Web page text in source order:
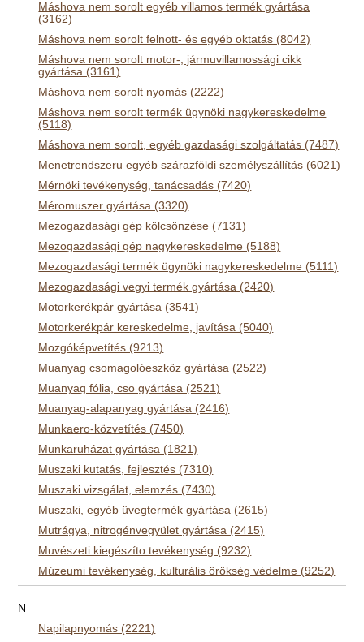
Máshova nem sorolt egyéb villamos termék gyártása
(3162)
Máshova nem sorolt felnott- és egyéb oktatás (8042)
Máshova nem sorolt motor-, jármuvillamossági cikk
gyártása (3161)
Máshova nem sorolt nyomás (2222)
Máshova nem sorolt termék ügynöki nagykereskedelme
(5118)
Máshova nem sorolt, egyéb gazdasági szolgáltatás (7487)
Menetrendszeru egyéb szárazföldi személyszállítás (6021)
Mérnöki tevékenység, tanácsadás (7420)
Méromuszer gyártása (3320)
Mezogazdasági gép kölcsönzése (7131)
Mezogazdasági gép nagykereskedelme (5188)
Mezogazdasági termék ügynöki nagykereskedelme (5111)
Mezogazdasági vegyi termék gyártása (2420)
Motorkerékpár gyártása (3541)
Motorkerékpár kereskedelme, javítása (5040)
Mozgóképvetítés (9213)
Muanyag csomagolóeszköz gyártása (2522)
Muanyag fólia, cso gyártása (2521)
Muanyag-alapanyag gyártása (2416)
Munkaero-közvetítés (7450)
Munkaruházat gyártása (1821)
Muszaki kutatás, fejlesztés (7310)
Muszaki vizsgálat, elemzés (7430)
Muszaki, egyéb üvegtermék gyártása (2615)
Mutrágya, nitrogénvegyület gyártása (2415)
Muvészeti kiegészíto tevékenység (9232)
Múzeumi tevékenység, kulturális örökség védelme (9252)
N
Napilapnyomás (2221)